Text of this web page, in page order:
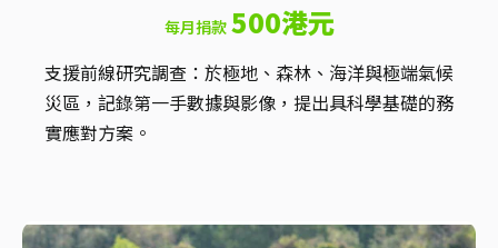
每月捐款 500港元
支援前線研究調查：於極地、森林、海洋與極端氣候
災區，記錄第一手數據與影像，提出具科學基礎的務
實應對方案。